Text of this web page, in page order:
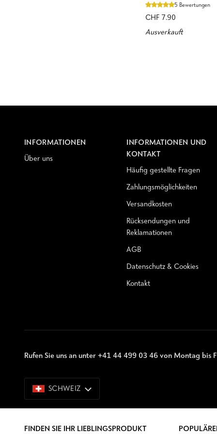
Stick
Glov
Seife
5 Bewertungen
CHF 7.90
Ausverkauft
INFORMATIONEN
Über uns
INFORMATIONEN UND
KONTAKT
Häufig gestellte Fragen
Zahlungsmöglichkeiten
Versandkosten
Rücksendungen und
Reklamationen
AGB
Datenschutz & Cookies
Kontakt
Rufen Sie uns an unter +41 44 499 03 46 von Montag bis
SCHWEIZ
SCHWEIZ
FINDEN SIE IHR LIEBLINGSPRODUKT